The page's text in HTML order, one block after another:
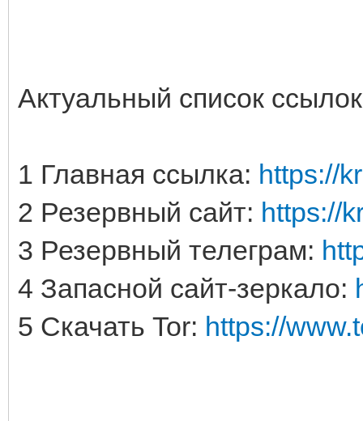
Актуальный список
1 Главная ссылка: https://
2 Резервный сайт: https://
3 Резервный телеграм:
4 Запасной сайт-зеркало:
5 Скачать Tor: https://